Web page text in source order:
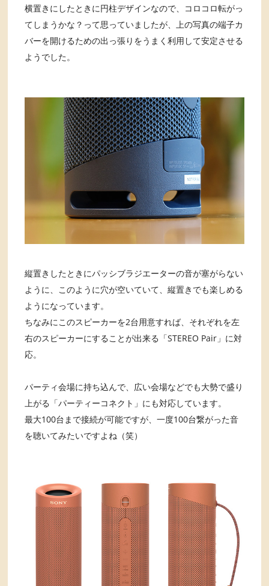
横置きにしたときに円柱デザインなので、コロコロ転がっ
てしまうかな？って思っていましたが、上の写真の端子カ
バーを開けるための出っ張りをうまく利用して安定させる
ようでした。
縦置きしたときにパッシブラジエーターの音が塞がらない
ように、このように穴が空いていて、縦置きでも楽しめる
ようになっています。
ちなみにこのスピーカーを2台用意すれば、それぞれを左
右のスピーカーにすることが出来る「STEREO Pair」に対
応。
パーティ会場に持ち込んで、広い会場などでも大勢で盛り
上がる「パーティーコネクト」にも対応しています。
最大100台まで接続が可能ですが、一度100台繋がった音
を聴いてみたいですよね（笑）